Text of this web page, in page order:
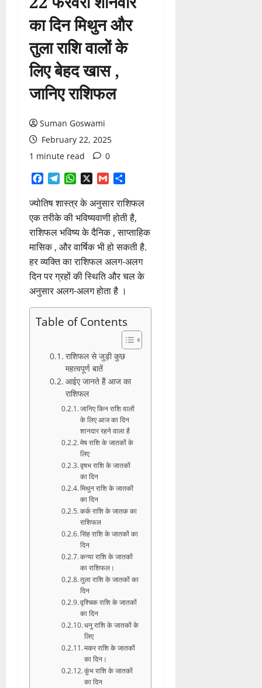
का दिन मिथुन और
तुला राशि वालों के
लिए बेहद खास ,
जानिए राशिफल
Suman Goswami
February 22, 2025
1 minute read
0
Facebook
TelegramWhatsAppGmail
ज्योतिष शास्त्र के अनुसार राशिफल
एक तरीके की भविष्यवाणी होती है,
राशिफल भविष्य के दैनिक , साप्ताहिक
मासिक , और वार्षिक भी हो सकती है.
हर व्यक्ति का राशिफल अलग-अलग
दिन पर ग्रहों की स्थिति और चल के
अनुसार अलग-अलग होता है ।
Table of Contents
राशिफल से जुड़ी कुछ
महत्वपूर्ण बातें
आईए जानते हैं आज का
राशिफल
जानिए किन राशि वालों
के लिए आज का दिन
शानदार रहने वाला है
मेष राशि के जातकों के
लिए
वृषभ राशि के जातकों
का दिन
मिथुन राशि के जातकों
का दिन
कर्क राशि के जातक का
राशिफल
सिंह राशि के जातकों का
दिन
कन्या राशि के जातकों
का राशिफल।
तुला राशि के जातकों का
दिन
वृश्चिक राशि के जातकों
का दिन
धनु राशि के जातकों के
लिए
मकर राशि के जातकों
का दिन।
कुंभ राशि के जातकों
का दिन